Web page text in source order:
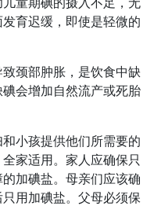
育迟缓，即使是轻微的
颈部肿胀，是饮食中缺
会增加自然流产或死胎
小孩提供他们所需要的
家适用。家人应确保只
加碘盐。母亲们应该确
用加碘盐。父母必须保